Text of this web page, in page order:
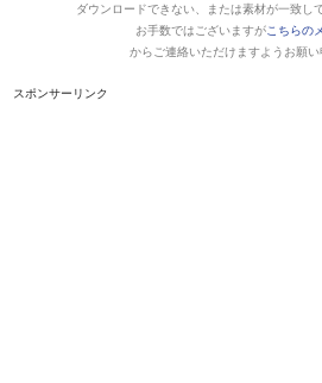
ダウンロードできない、または素材が一致し
お手数ではございますがこちらの
からご連絡いただけますようお願い
スポンサーリンク